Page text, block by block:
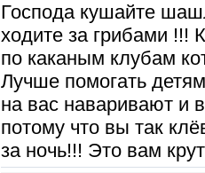
Господа кушайте
ходите за грибами !!!
по каканым клубам
Лучше помогать
на вас наваривают и
потому что вы так
за ночь!!! Это вам